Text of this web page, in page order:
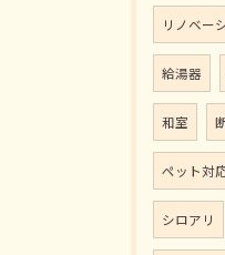
リノベー
給湯器
和室
ペット対
シロアリ